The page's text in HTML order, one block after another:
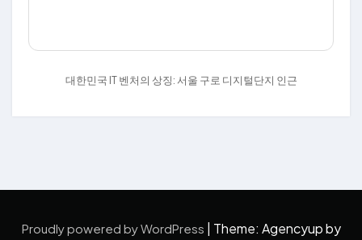
대한민국 IT 벤처의 상징: 서울 구로 디지털단지 인근
Proudly powered by WordPress Theme: Agencyup by